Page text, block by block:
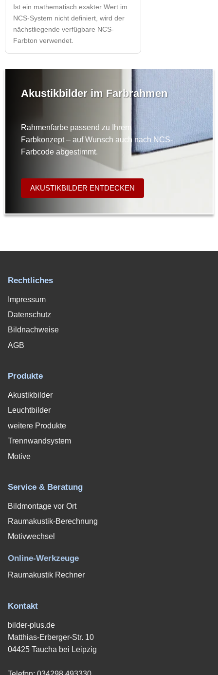
Ist ein mathematisch exakter Wert im
NCS-System nicht definiert, wird der
nächstliegende verfügbare NCS-
Farbton verwendet.
Akustikbilder im Farbrahmen
Rahmenfarbe passend zu Ihrem
Farbkonzept – auf Wunsch auch nach NCS-
Farbcode abgestimmt.
AKUSTIKBILDER ENTDECKEN
Rechtliches
Impressum
Datenschutz
Bildnachweise
AGB
Produkte
Akustikbilder
Leuchtbilder
weitere Produkte
Trennwandsystem
Motive
Service & Beratung
Bildmontage vor Ort
Raumakustik-Berechnung
Motivwechsel
Online-Werkzeuge
Raumakustik Rechner
Kontakt
bilder-plus.de
Matthias-Erberger-Str. 10
04425 Taucha bei Leipzig